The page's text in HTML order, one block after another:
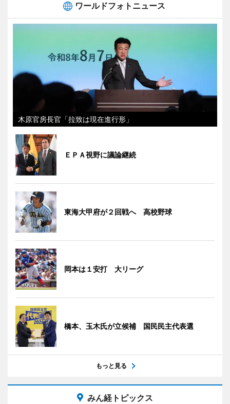
ワールドフォトニュース
木原官房長官「拉致は現在進行形」
ＥＰＡ視野に議論継続
東海大甲府が２回戦へ 高校野球
岡本は１安打 大リーグ
橋本、玉木氏が立候補 国民民主代表選
もっと見る
みん経トピックス